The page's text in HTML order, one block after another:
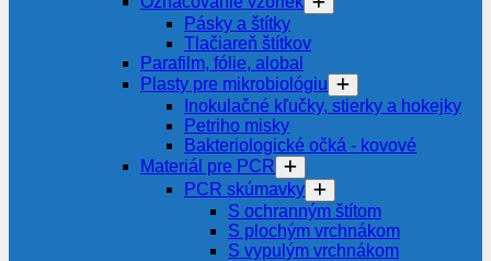
Pásky a štítky
Tlačiareň štítkov
Parafilm, fólie, alobal
Plasty pre mikrobiológiu
Inokulačné kľučky, stierky a hokejky
Petriho misky
Bakteriologické očká - kovové
Materiál pre PCR
PCR skúmavky
S ochranným štítom
S plochým vrchnákom
S vypulým vrchnákom